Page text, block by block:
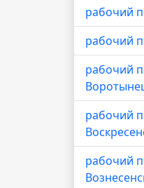
рабочий
рабочий
рабочий
рабочий
рабочий